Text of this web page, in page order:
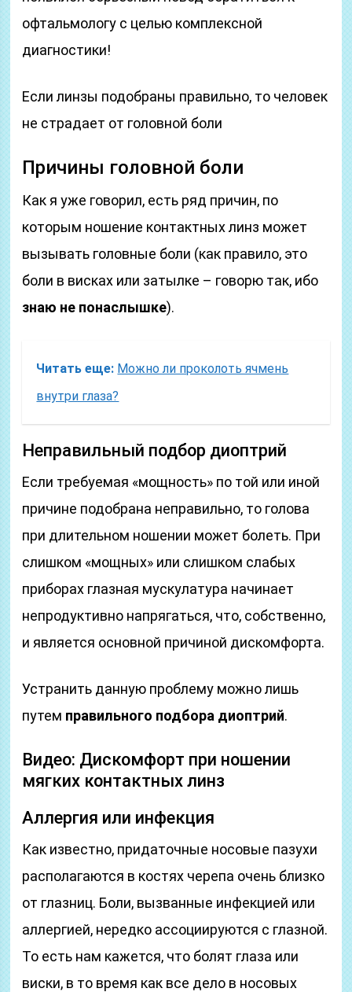
офтальмологу с целью комплексной
диагностики!
Если линзы подобраны правильно, то человек
не страдает от головной боли
Причины головной боли
Как я уже говорил, есть ряд причин, по
которым ношение контактных линз может
вызывать головные боли (как правило, это
боли в висках или затылке – говорю так, ибо
знаю не понаслышке).
Читать еще: Можно ли проколоть ячмень
внутри глаза?
Неправильный подбор диоптрий
Если требуемая «мощность» по той или иной
причине подобрана неправильно, то голова
при длительном ношении может болеть. При
слишком «мощных» или слишком слабых
приборах глазная мускулатура начинает
непродуктивно напрягаться, что, собственно,
и является основной причиной дискомфорта.
Устранить данную проблему можно лишь
путем правильного подбора диоптрий.
Видео: Дискомфорт при ношении
мягких контактных линз
Аллергия или инфекция
Как известно, придаточные носовые пазухи
располагаются в костях черепа очень близко
от глазниц. Боли, вызванные инфекцией или
аллергией, нередко ассоциируются с глазной.
То есть нам кажется, что болят глаза или
виски, в то время как все дело в носовых